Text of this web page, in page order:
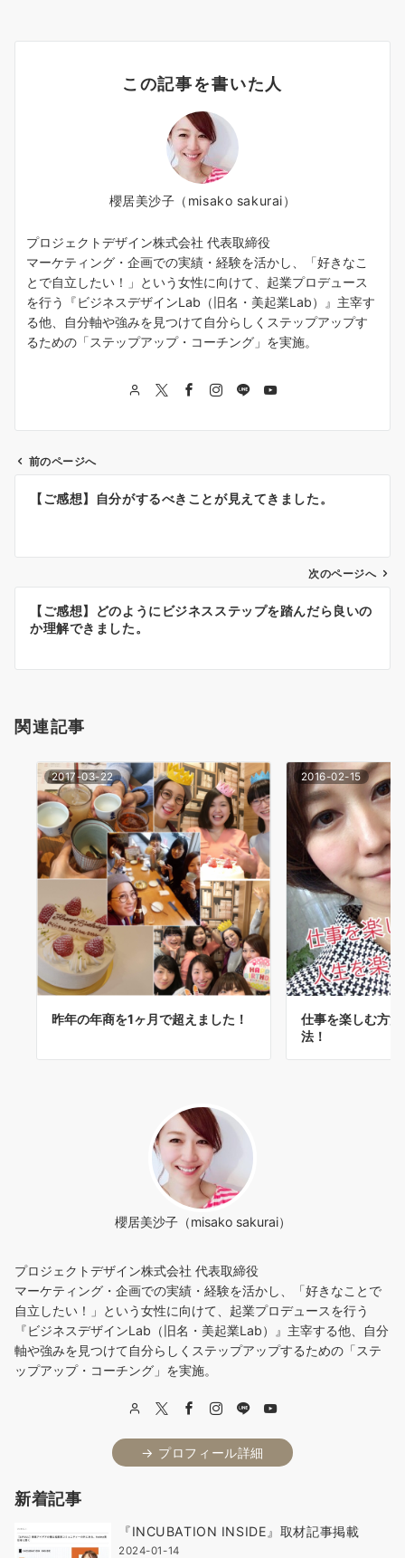
この記事を書いた人
櫻居美沙子（misako sakurai）
プロジェクトデザイン株式会社 代表取締役
マーケティング・企画での実績・経験を活かし、「好きなこ
とで自立したい！」という女性に向けて、起業プロデュース
を行う『ビジネスデザインLab（旧名・美起業Lab）』主宰す
る他、自分軸や強みを見つけて自分らしくステップアップす
るための「ステップアップ・コーチング」を実施。
ー
シ
ン
前のページへ
【ご感想】自分がするべきことが見えてきました。
次のページへ
【ご感想】どのようにビジネスステップを踏んだら良いの
か理解できました。
関連記事
2017-03-22
昨年の年商を1ヶ月で超えました！
2016-02-15
仕事を楽しむ方
法！
櫻居美沙子（misako sakurai）
プロジェクトデザイン株式会社 代表取締役
マーケティング・企画での実績・経験を活かし、「好きなことで
自立したい！」という女性に向けて、起業プロデュースを行う
『ビジネスデザインLab（旧名・美起業Lab）』主宰する他、自分
軸や強みを見つけて自分らしくステップアップするための「ステ
ップアップ・コーチング」を実施。
→ プロフィール詳細
新着記事
『INCUBATION INSIDE』取材記事掲載
2024-01-14